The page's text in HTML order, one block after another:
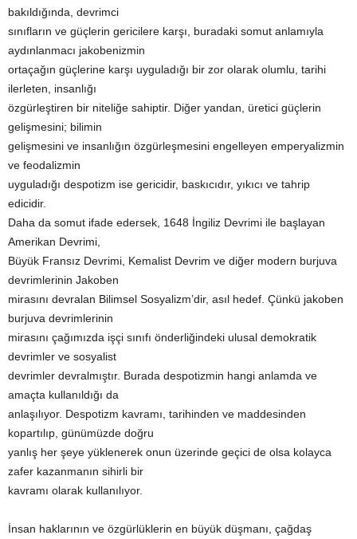
bakıldığında, devrimci
sınıfların ve güçlerin gericilere karşı, buradaki somut anlamıyla
aydınlanmacı jakobenizmin
ortaçağın güçlerine karşı uyguladığı bir zor olarak olumlu, tarihi
ilerleten, insanlığı
özgürleştiren bir niteliğe sahiptir. Diğer yandan, üretici güçlerin
gelişmesini; bilimin
gelişmesini ve insanlığın özgürleşmesini engelleyen emperyalizmin
ve feodalizmin
uyguladığı despotizm ise gericidir, baskıcıdır, yıkıcı ve tahrip
edicidir.
Daha da somut ifade edersek, 1648 İngiliz Devrimi ile başlayan
Amerikan Devrimi,
Büyük Fransız Devrimi, Kemalist Devrim ve diğer modern burjuva
devrimlerinin Jakoben
mirasını devralan Bilimsel Sosyalizm’dir, asıl hedef. Çünkü jakoben
burjuva devrimlerinin
mirasını çağımızda işçi sınıfı önderliğindeki ulusal demokratik
devrimler ve sosyalist
devrimler devralmıştır. Burada despotizmin hangi anlamda ve
amaçta kullanıldığı da
anlaşılıyor. Despotizm kavramı, tarihinden ve maddesinden
kopartılıp, günümüzde doğru
yanlış her şeye yüklenerek onun üzerinde geçici de olsa kolayca
zafer kazanmanın sihirli bir
kavramı olarak kullanılıyor.
İnsan haklarının ve özgürlüklerin en büyük düşmanı, çağdaş